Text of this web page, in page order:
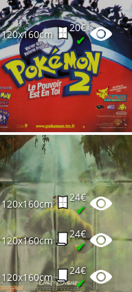
120x160cm
20€
✔
120x160cm
24€
✔
120x160cm
24€
✔
120x160cm
24€
✔